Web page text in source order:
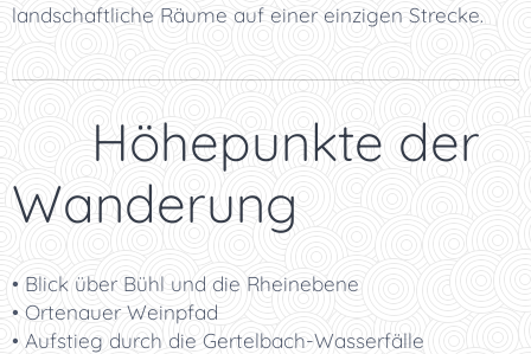
landschaftliche Räume auf einer einzigen Strecke.
📸 Höhepunkte der
Wanderung
• Blick über Bühl und die Rheinebene
• Ortenauer Weinpfad
• Aufstieg durch die Gertelbach-Wasserfälle